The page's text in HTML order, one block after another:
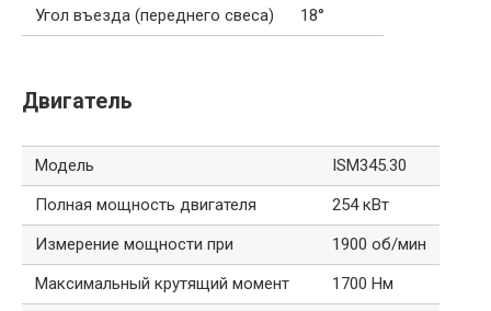
Угол въезда (переднего свеса)
18°
Двигатель
Модель
ISM345.30
Полная мощность двигателя
254 кВт
Измерение мощности при
1900 об/мин
Максимальный крутящий момент
1700 Нм